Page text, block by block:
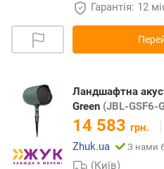
Гарантія: 12
Ландшафтна
Green (JBL-GSF6-
14 583 грн.
Zhuk.ua
З нами
(Київ)